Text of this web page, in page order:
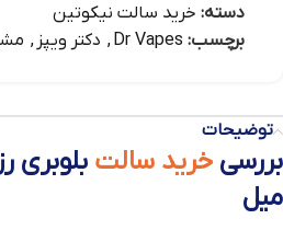
دسته: خرید سالت نیکوتین
برچسب: Dr Vapes
, دکتر ویپز ,
توضیحات
بررسی خرید سالت
میل